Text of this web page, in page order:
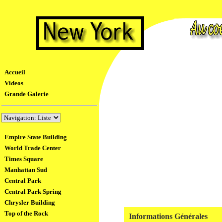
Accueil
Videos
Grande Galerie
Empire State Building
World Trade Center
Times Square
Manhattan Sud
Central Park
Central Park Spring
Chrysler Building
Top of the Rock
Informations Générales